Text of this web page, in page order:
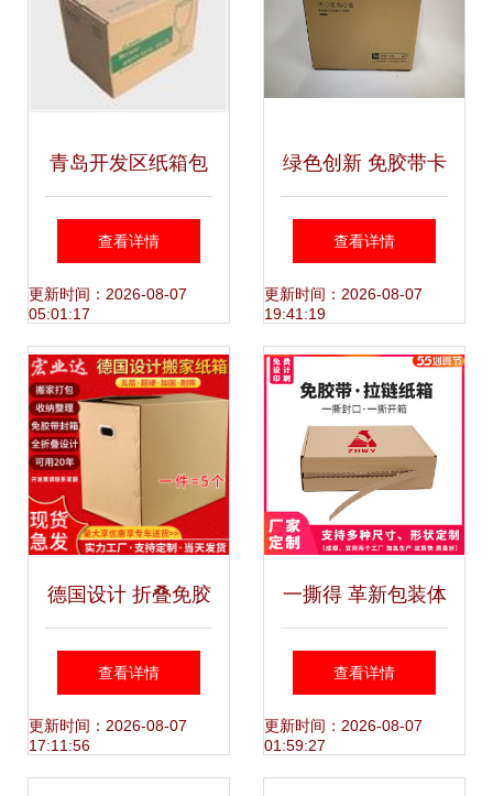
青岛开发区纸箱包
装与胶带选材指南
优化仓储物流的包
装方案
查看详情
更新时间：2026-08-07
05:01:17
绿色创新 免胶带卡
扣防盗纸箱的革命
性设计
查看详情
更新时间：2026-08-07
19:41:19
德国设计 折叠免胶
带搬家纸箱，让收
纳整理更高效
查看详情
更新时间：2026-08-07
17:11:56
一撕得 革新包装体
验的免胶带纸箱品
牌与价格分析
查看详情
更新时间：2026-08-07
01:59:27